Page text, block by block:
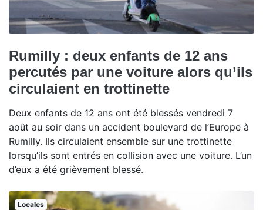
Rumilly : deux enfants de 12 ans
percutés par une voiture alors qu’ils
circulaient en trottinette
Deux enfants de 12 ans ont été blessés vendredi 7
août au soir dans un accident boulevard de l’Europe à
Rumilly. Ils circulaient ensemble sur une trottinette
lorsqu’ils sont entrés en collision avec une voiture. L’un
d’eux a été grièvement blessé.
Locales